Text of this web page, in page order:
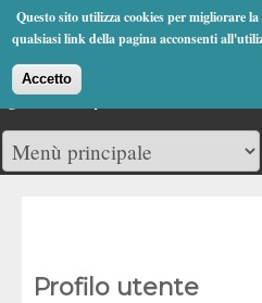
Questo sito utilizza cookies per migliorare
qualsiasi link della pagina acconsenti
Accetto
Jump to Navigation
Profilo utente